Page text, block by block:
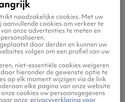
is een van de
ter wereld. Deze
in 1980. Het wrak is
noodzakelijke cookies. Met uw
cookies om verkeer te
onze advertenties te meten en
door derden en kunnen uw
volgen om een profiel van uw
niet-essentiële cookies weigeren
hieronder de gewenste optie te
op elk moment wijzigen via de link
elke pagina van onze website
cookies uw persoonsgegevens
onze privacyverklaring voor